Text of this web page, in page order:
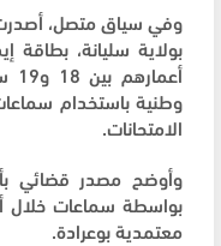
وفي سياق متصل، أصدرت
وطنية باستخدام
الامتحانات.
وأوضح مصدر قضائي
بواسطة سماعات خلال
معتمدية بوعرادة.